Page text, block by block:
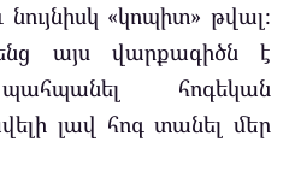
«կոպիտ» թվալ։
այս վարքագիծն է
հոգեկան
լավ հոգ տանել մեր